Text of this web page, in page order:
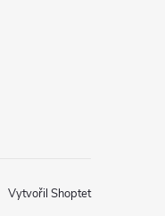
Vytvořil Shoptet